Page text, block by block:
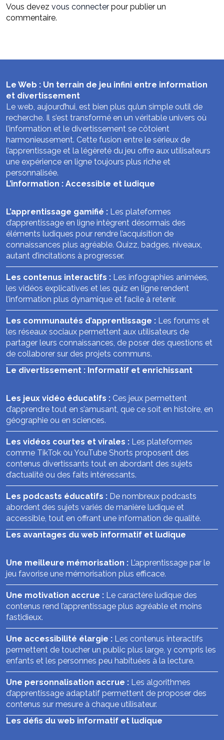
Vous devez vous connecter pour publier un
commentaire.
Le Web : Un terrain de jeu infini entre information
et divertissement
Le web, aujourd’hui, est bien plus qu’un simple outil de
recherche. Il s’est transformé en un véritable univers où
l’information et le divertissement se côtoient
harmonieusement. Cette fusion entre le sérieux de
l’apprentissage et la légèreté du jeu offre aux utilisateurs
une expérience en ligne toujours plus riche et
personnalisée.
L’information : Accessible et ludique
L’apprentissage gamifié : Les plateformes
d’apprentissage en ligne intègrent désormais des
éléments ludiques pour rendre l’acquisition de
connaissances plus agréable. Quizz, badges, niveaux,
autant d’incitations à progresser.
Les contenus interactifs : Les infographies animées,
les vidéos explicatives et les quiz en ligne rendent
l’information plus dynamique et facile à retenir.
Les communautés d’apprentissage : Les forums et
les réseaux sociaux permettent aux utilisateurs de
partager leurs connaissances, de poser des questions et
de collaborer sur des projets communs.
Le divertissement : Informatif et enrichissant
Les jeux vidéo éducatifs : Ces jeux permettent
d’apprendre tout en s’amusant, que ce soit en histoire, en
géographie ou en sciences.
Les vidéos courtes et virales : Les plateformes
comme TikTok ou YouTube Shorts proposent des
contenus divertissants tout en abordant des sujets
d’actualité ou des faits intéressants.
Les podcasts éducatifs : De nombreux podcasts
abordent des sujets variés de manière ludique et
accessible, tout en offrant une information de qualité.
Les avantages du web informatif et ludique
Une meilleure mémorisation : L’apprentissage par le
jeu favorise une mémorisation plus efficace.
Une motivation accrue : Le caractère ludique des
contenus rend l’apprentissage plus agréable et moins
fastidieux.
Une accessibilité élargie : Les contenus interactifs
permettent de toucher un public plus large, y compris les
enfants et les personnes peu habituées à la lecture.
Une personnalisation accrue : Les algorithmes
d’apprentissage adaptatif permettent de proposer des
contenus sur mesure à chaque utilisateur.
Les défis du web informatif et ludique